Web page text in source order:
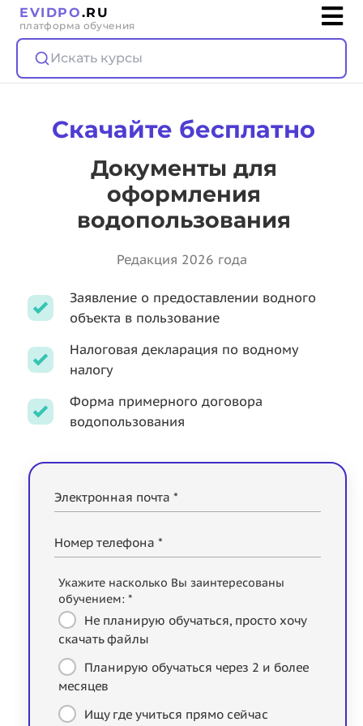
EVIDPO.RU
платформа обучения
Искать курсы
Скачайте бесплатно
Документы для
оформления
водопользования
Редакция 2026 года
Заявление о предоставлении водного
объекта в пользование
Налоговая декларация по водному
налогу
Форма примерного договора
водопользования
Электронная почта *
Номер телефона *
Укажите насколько Вы заинтересованы
обучением: *
Не планирую обучаться, просто хочу
скачать файлы
Планирую обучаться через 2 и более
месяцев
Ищу где учиться прямо сейчас